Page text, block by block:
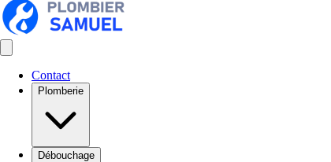
Contact
Plomberie
Débouchage